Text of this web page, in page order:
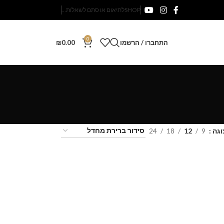
SHOPלתיאום או סתם לשאלות…
התחברו / הרשמו 0
₪0.00
9
12
18
24